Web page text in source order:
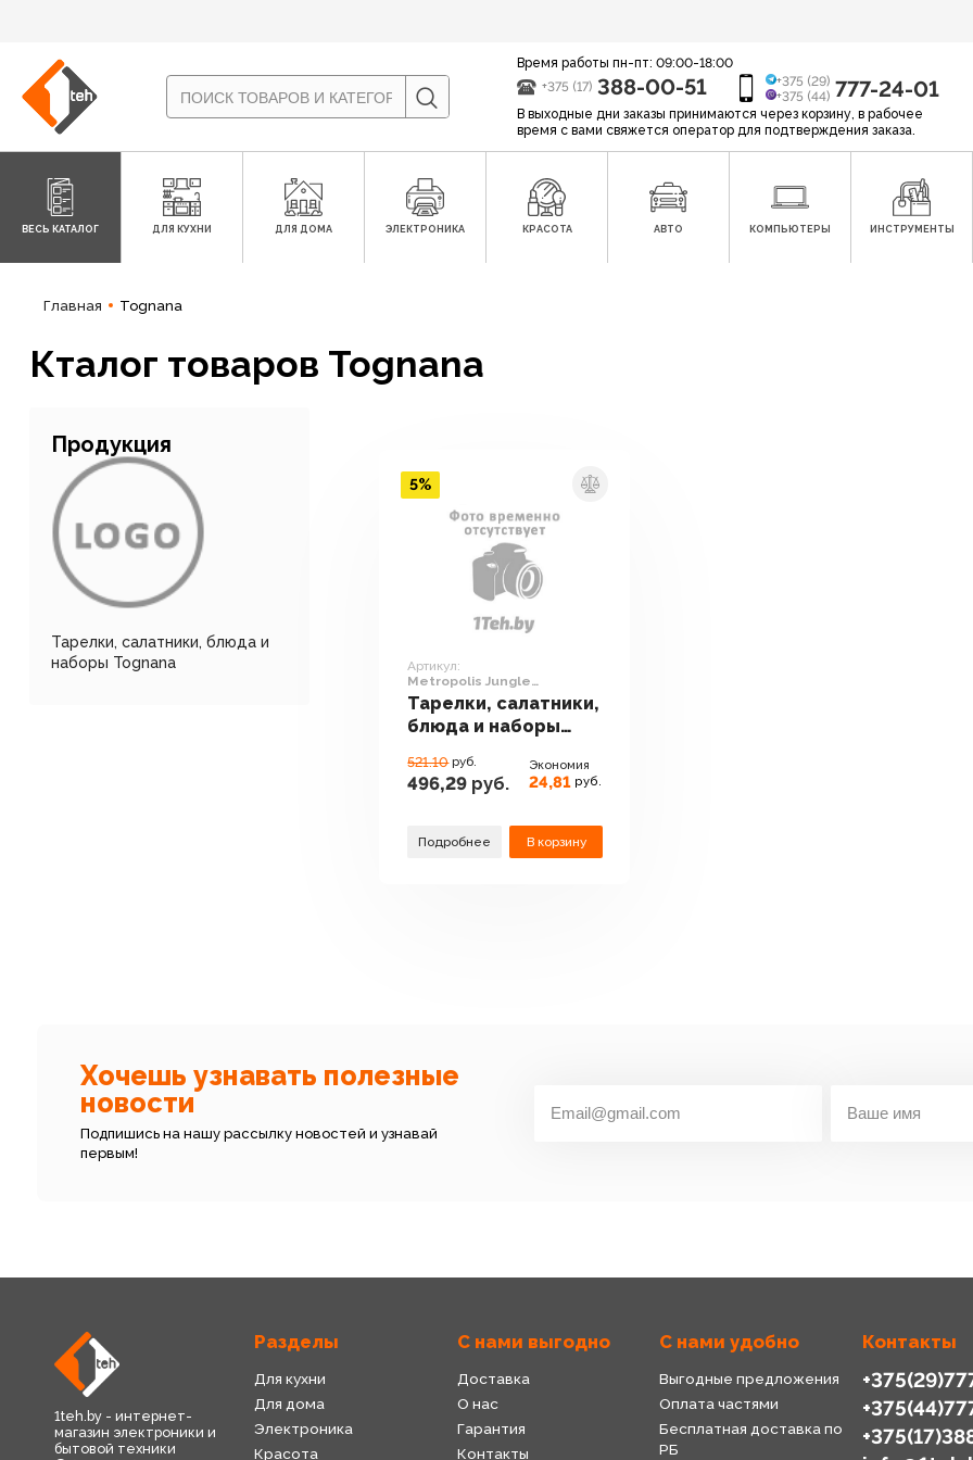
Время работы пн-пт: 09:00-18:00
+375 (17) 388-00-51
+375 (29)
+375 (44) 777-24-01
В выходные дни заказы принимаются через корзину, в рабочее
время с вами свяжется оператор для подтверждения заказа.
ВЕСЬ КАТАЛОГ ДЛЯ КУХНИ ДЛЯ ДОМА ЭЛЕКТРОНИКА КРАСОТА АВТО КОМПЬЮТЕРЫ ИНСТРУМЕНТЫ
Главная Tognana
Кталог товаров Tognana
Продукция
Тарелки, салатники, блюда и
наборы Tognana
Артикул:
Metropolis Jungle
ME070185528
Тарелки, салатники,
блюда и наборы
Jungle ME070185528
521.10 руб.
496,29 руб.
Экономия
24,81 руб.
Подробнее В корзину
5%
Хочешь узнавать полезные
новости
Подпишись на нашу рассылку новостей и узнавай
первым!
1teh.by - интернет-
магазин электроники и
бытовой техники
Разделы
Для кухни
Для дома
Электроника
Красота
С нами выгодно
Доставка
О нас
Гарантия
Контакты
С нами удобно
Выгодные предложения
Оплата частями
Бесплатная доставка по
РБ
Контакты